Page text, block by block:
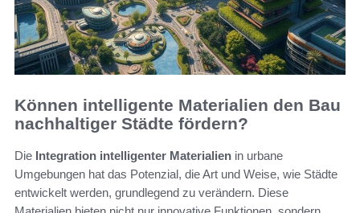
Können intelligente Materialien den Bau
nachhaltiger Städte fördern?
Die Integration intelligenter Materialien in urbane
Umgebungen hat das Potenzial, die Art und Weise, wie Städte
entwickelt werden, grundlegend zu verändern. Diese